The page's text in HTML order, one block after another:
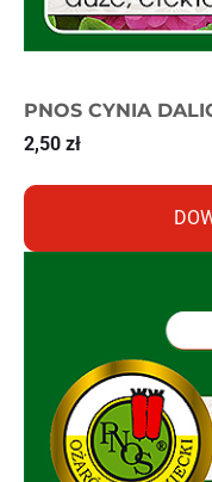
PNOS CYNIA
2,50 zł